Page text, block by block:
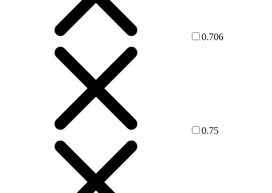
0.706
0.75